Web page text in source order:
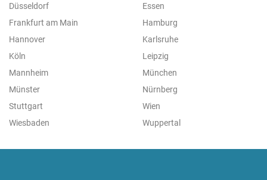
Düsseldorf
Essen
Frankfurt am Main
Hamburg
Hannover
Karlsruhe
Köln
Leipzig
Mannheim
München
Münster
Nürnberg
Stuttgart
Wien
Wiesbaden
Wuppertal